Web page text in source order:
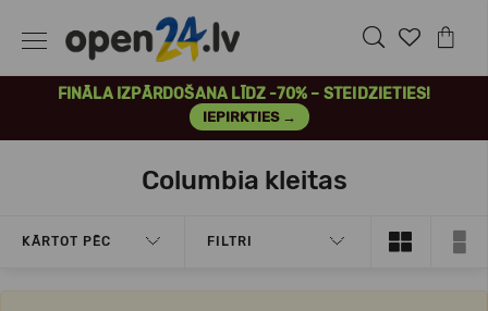
FINĀLA IZPĀRDOŠANA LĪDZ -70% – STEIDZIETIES!
IEPIRKTIES →
Columbia kleitas
KĀRTOT PĒC FILTRI